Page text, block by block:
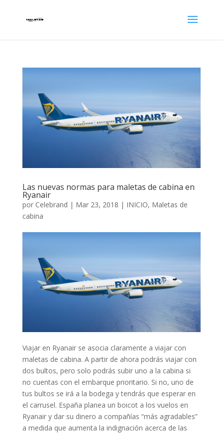
Las nuevas normas para maletas de cabina en
Ryanair
por Celebrand | Mar 23, 2018 | INICIO, Maletas de
cabina
Viajar en Ryanair se asocia claramente a viajar con
maletas de cabina. A partir de ahora podrás viajar con
dos bultos, pero solo podrás subir uno a la cabina si
no cuentas con el embarque prioritario. Si no, uno de
tus bultos se irá a la bodega y tendrás que esperar en
el carrusel. España planea un boicot a los vuelos en
Ryanair y dar su dinero a compañías “más agradables”
a medida que aumenta la indignación acerca de las